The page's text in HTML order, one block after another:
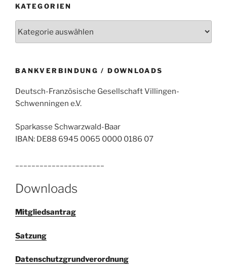
KATEGORIEN
BANKVERBINDUNG / DOWNLOADS
Deutsch-Französische Gesellschaft Villingen-
Schwenningen e.V.
Sparkasse Schwarzwald-Baar
IBAN: DE88 6945 0065 0000 0186 07
Downloads
Mitgliedsantrag
Satzung
Datenschutzgrundverordnung